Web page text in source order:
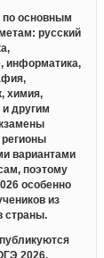
по основным
русский
информатика,
химия,
другим
регионы
вариантами
поэтому
особенно
из
страны.
2026,